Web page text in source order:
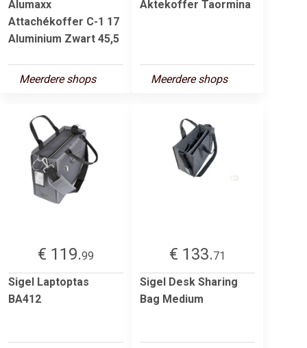
Alumaxx
Attachékoffer C-1 17
Aluminium Zwart 45,5
Meerdere shops
Aktekoffer Taormina
Meerdere shops
€ 119.99
Sigel Laptoptas
BA412
€ 133.71
Sigel Desk Sharing
Bag Medium